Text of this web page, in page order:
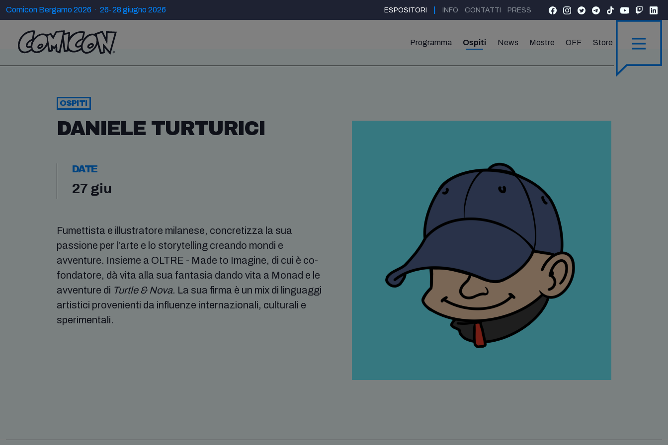
Comicon Bergamo 2026 · 26-28 giugno 2026 ESPOSITORI INFO CONTATTI PRESS
Programma Ospiti News Mostre OFF Store
OSPITI
DANIELE TURTURICI
DATE
27 giu
Fumettista e illustratore milanese, concretizza la sua
passione per l’arte e lo storytelling creando mondi e
avventure. Insieme a OLTRE - Made to Imagine, di cui è co-
fondatore, dà vita alla sua fantasia dando vita a Monad e le
avventure di Turtle & Nova. La sua firma è un mix di linguaggi
artistici provenienti da influenze internazionali, culturali e
sperimentali.